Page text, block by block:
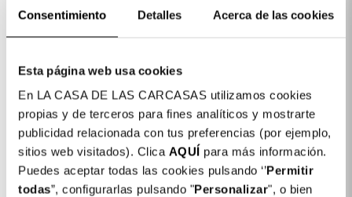
Consentimiento Detalles Acerca de las cookies
Esta página web usa cookies
En LA CASA DE LAS CARCASAS utilizamos cookies
propias y de terceros para fines analíticos y mostrarte
publicidad relacionada con tus preferencias (por ejemplo,
sitios web visitados). Clica AQUÍ para más información.
Puedes aceptar todas las cookies pulsando ‘’Permitir
todas”, configurarlas pulsando "Personalizar", o bien
Colore: Trasparente
COLORES DISPONIBLES
Cover rinforzata per iPhone 1416,99 €
1 x Cover rinforzata per iPhone 14:
16,99 €
Subtotale:
16,99 €